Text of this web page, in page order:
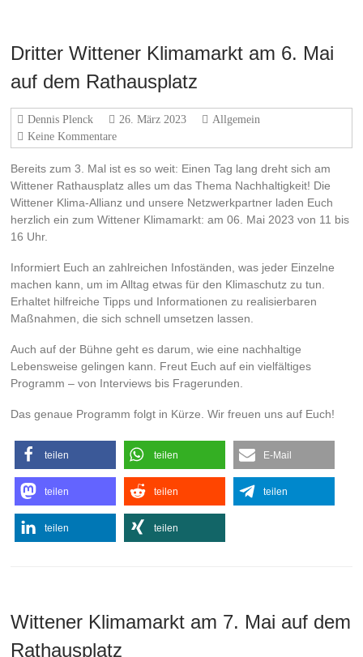
Dritter Wittener Klimamarkt am 6. Mai
auf dem Rathausplatz
Dennis Plenck 26. März 2023
Allgemein
Keine Kommentare
Bereits zum 3. Mal ist es so weit: Einen Tag lang dreht sich am
Wittener Rathausplatz alles um das Thema Nachhaltigkeit! Die
Wittener Klima-Allianz und unsere Netzwerkpartner laden Euch
herzlich ein zum Wittener Klimamarkt: am 06. Mai 2023 von 11 bis
16 Uhr.
Informiert Euch an zahlreichen Infoständen, was jeder Einzelne
machen kann, um im Alltag etwas für den Klimaschutz zu tun.
Erhaltet hilfreiche Tipps und Informationen zu realisierbaren
Maßnahmen, die sich schnell umsetzen lassen.
Auch auf der Bühne geht es darum, wie eine nachhaltige
Lebensweise gelingen kann. Freut Euch auf ein vielfältiges
Programm – von Interviews bis Fragerunden.
Das genaue Programm folgt in Kürze. Wir freuen uns auf Euch!
teilen teilen E-Mail
teilen teilen teilen
teilen teilen
Wittener Klimamarkt am 7. Mai auf dem
Rathausplatz